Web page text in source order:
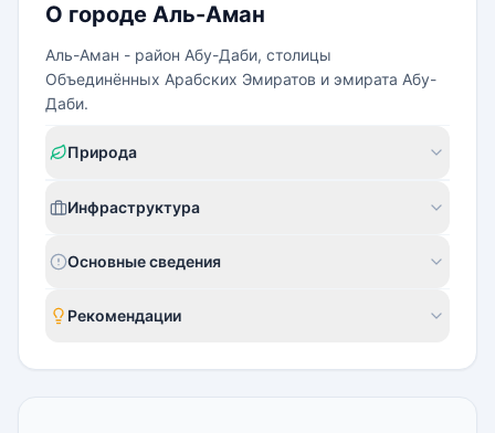
О городе Аль-Аман
Аль-Аман - район Абу-Даби, столицы
Объединённых Арабских Эмиратов и эмирата Абу-
Даби.
Природа
Инфраструктура
Основные сведения
Рекомендации